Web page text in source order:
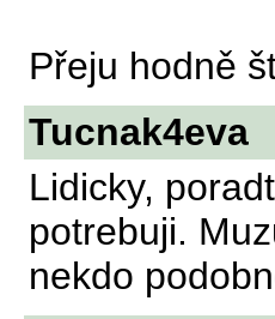
Přeju hodně
Tucnak4eva
Lidicky,
potrebuji.
nekdo